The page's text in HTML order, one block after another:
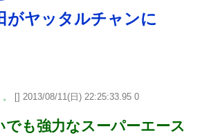
がヤッタルチャンに
[] 2013/08/11(日) 22:25:33.95 0
でも強力なスーパーエース